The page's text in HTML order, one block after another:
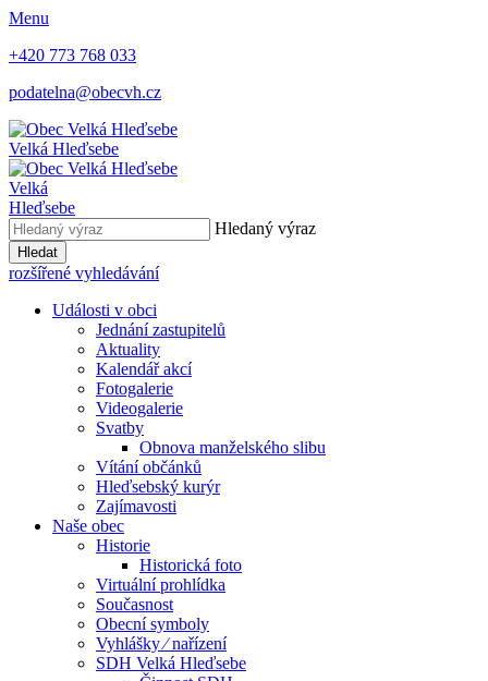
Menu
+420 773 768 033
podatelna@obecvh.cz
Velká Hleďsebe
Velká
Hleďsebe
Hledaný výraz
Hledat
rozšířené vyhledávání
Události v obci
Jednání zastupitelů
Aktuality
Kalendář akcí
Fotogalerie
Videogalerie
Svatby
Obnova manželského slibu
Vítání občánků
Hleďsebský kurýr
Zajímavosti
Naše obec
Historie
Historická foto
Virtuální prohlídka
Současnost
Obecní symboly
Vyhlášky ⁄ nařízení
SDH Velká Hleďsebe